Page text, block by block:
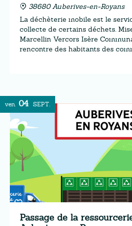
38680 Auberives-en-Royans
La déchèterie mobile est le
collecte de certains déchets.
Marcellin Vercors Isère
rencontre des habitants des
ven. 04 SEPT.
Passage de la